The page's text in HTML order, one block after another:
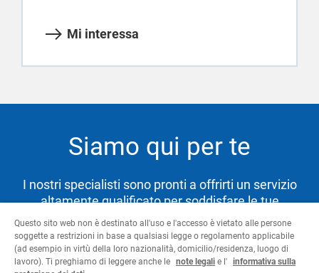
Mi interessa
Siamo qui per te
I nostri specialisti sono pronti a offrirti un servizio
altamente qualificato per soddisfare le tue
necessità e aiutarti a raggiungere i tuoi obiettivi.
Contattaci
Questo sito web non è destinato all'uso e l'accesso è vietato alle persone
soggette a restrizioni in base a qualsiasi legge o regolamento applicabile
(ad esempio in virtù della loro nazionalità, domicilio/residenza, luogo di
lavoro). Ti preghiamo di leggere anche le note legali e l' informativa sulla